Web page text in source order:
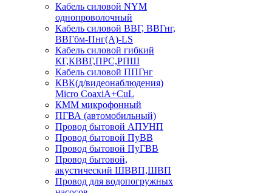
Кабель силовой NYM
однопроволочный
Кабель силовой ВВГ, ВВГнг,
ВВГбм-Пнг(А)-LS
Кабель силовой гибкий
КГ,КВВГ,ПРС,РПШ
Кабель силовой ППГнг
КВК(д/видеонаблюдения)
Micro CoaxiA+CuL
КММ микрофонный
ПГВА (автомобильный)
Провод бытовой АПУНП
Провод бытовой ПуВВ
Провод бытовой ПуГВВ
Провод бытовой,
акустический ШВВП,ШВП
Провод для водопогружных